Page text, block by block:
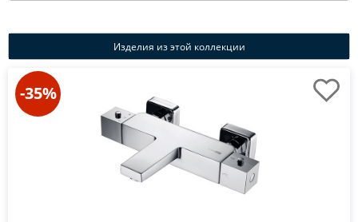
Изделия из этой коллекции
-35%